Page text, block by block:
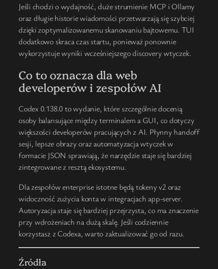
Jeśli chodzi o wydajność, duże strumienie MCP i Ollamy
oraz długie historie wiadomości przetwarzają się szybciej
dzięki zoptymalizowanemu skanowaniu bajtowemu. TUI
dodatkowo skraca czas startu, ponieważ ponownie
wykorzystuje wyniki wcześniejszego discovery wtyczek.
Co to oznacza dla web
developerów i zespołów AI
Codex 0.138.0 to wydanie, które szczególnie docenią
osoby balansujące między terminalem a GUI, co dotyczy
większości developerów pracujących z AI. Płynny handoff
sesji, lepsze obrazy oraz automatyzacja wtyczek w
formacie JSON sprawiają, że narzędzie staje się bardziej
zintegrowane z resztą ekosystemu.
Dla zespołów enterprise istotne będą tokeny v2 oraz
widoczność zużycia konta w integracjach app-server.
Autoryzacja staje się bardziej przejrzysta, co ma znaczenie
przy wdrożeniach na dużą skalę. Jeśli codziennie
korzystasz z Codexa, warto zaktualizować go od razu.
Źródła